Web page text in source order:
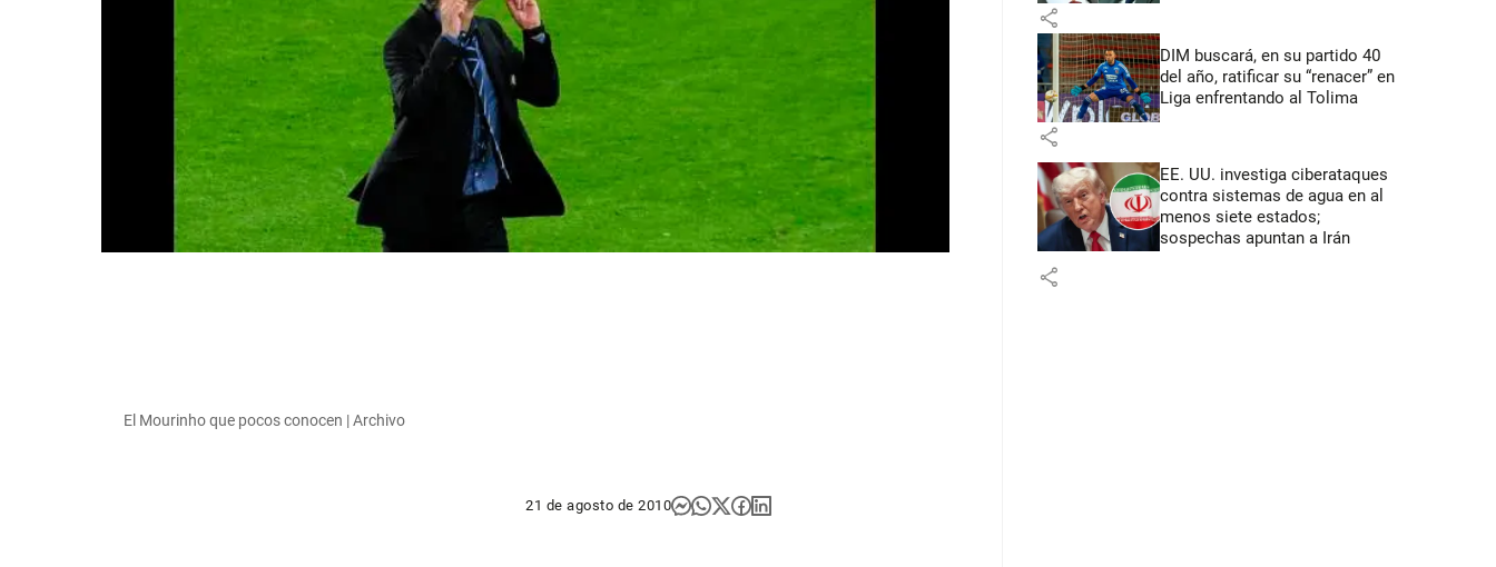
El Mourinho que pocos conocen | Archivo
21 de agosto de 2010
share
DIM buscará, en su partido 40
del año, ratificar su “renacer” en
Liga enfrentando al Tolima
share
EE. UU. investiga ciberataques
contra sistemas de agua en al
menos siete estados;
sospechas apuntan a Irán
share